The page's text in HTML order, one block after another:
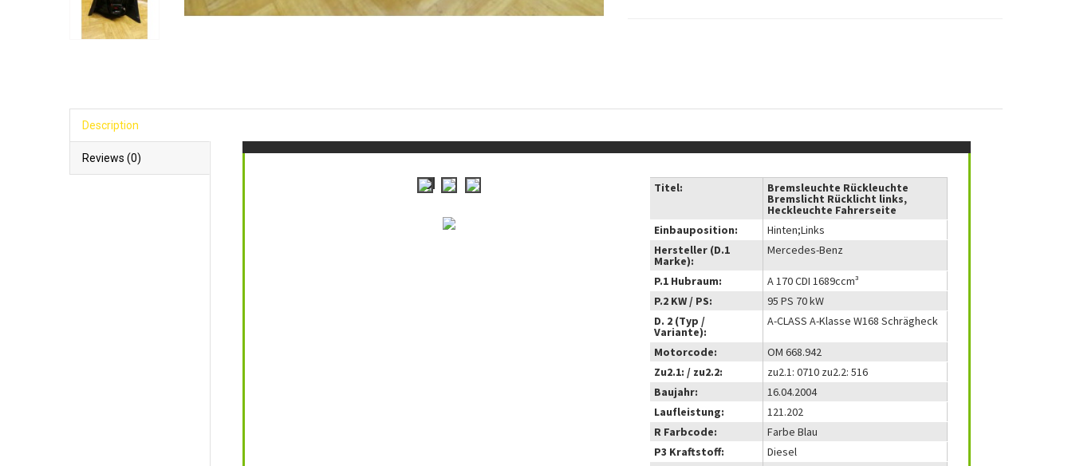
Description
Reviews (0)
Titel: Bremsleuchte Rückleuchte
Bremslicht Rücklicht links,
Heckleuchte Fahrerseite
Einbauposition:
Hinten;Links
Hersteller (D.1
Marke):
Mercedes-Benz
P.1 Hubraum:
A 170 CDI 1689ccm³
P.2 KW / PS:
95 PS 70 kW
D. 2 (Typ /
Variante):
A-CLASS A-Klasse W168 Schrägheck
Motorcode:
OM 668.942
Zu2.1: / zu2.2:
zu2.1: 0710 zu2.2: 516
Baujahr:
16.04.2004
Laufleistung:
121.202
R Farbcode:
Farbe Blau
P3 Kraftstoff:
Diesel